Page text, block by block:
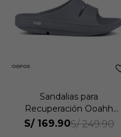
Sandalias para
Recuperación Ooahh
Mujer
S/ 169.90S/ 249.90